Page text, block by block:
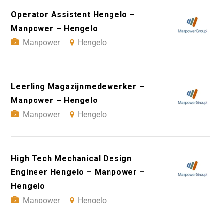
Operator Assistent Hengelo –
Manpower – Hengelo
Manpower
Hengelo
Leerling Magazijnmedewerker –
Manpower – Hengelo
Manpower
Hengelo
High Tech Mechanical Design
Engineer Hengelo – Manpower –
Hengelo
Manpower
Hengelo